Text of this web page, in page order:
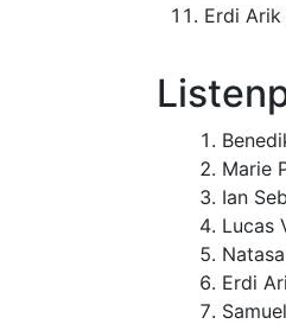
Erdi Arik
Marie
Ian
Lucas
Erdi